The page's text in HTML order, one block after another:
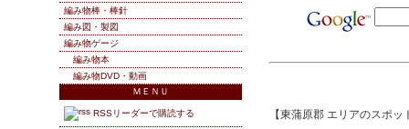
【東蒲原郡 エリアのスポッ
編み物棒・棒針
編み図・製図
編み物ゲージ
編み物本
編み物DVD・動画
ＭＥＮＵ
RSSリーダーで購読する